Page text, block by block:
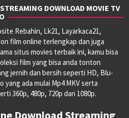
DOWNLOAD MOVIE TV
Rebahin, Lk21, Layarkaca21,
film online terlengkap dan juga
situs movies terbaik ini, kamu bisa
film yang bisa anda tonton
jernih dan bersih seperti HD, Blu-
yang ada mulai Mp4 MKV serta
360p, 480p, 720p dan 1080p.
Download Streaming